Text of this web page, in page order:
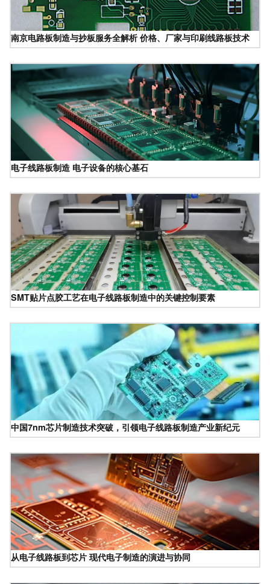
南京电路板制造与抄板服务全解析 价格、厂家与印刷线路板技术
电子线路板制造 电子设备的核心基石
SMT贴片点胶工艺在电子线路板制造中的关键控制要素
中国7nm芯片制造技术突破，引领电子线路板制造产业新纪元
从电子线路板到芯片 现代电子制造的演进与协同